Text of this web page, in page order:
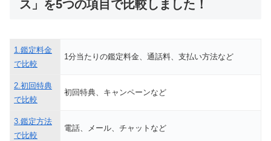
ス」を5つの項目で比較しました！
1.鑑定料金
で比較
1分当たりの鑑定料金、通話料、支払い方法など
2.初回特典
で比較
初回特典、キャンペーンなど
3.鑑定方法
で比較
電話、メール、チャットなど